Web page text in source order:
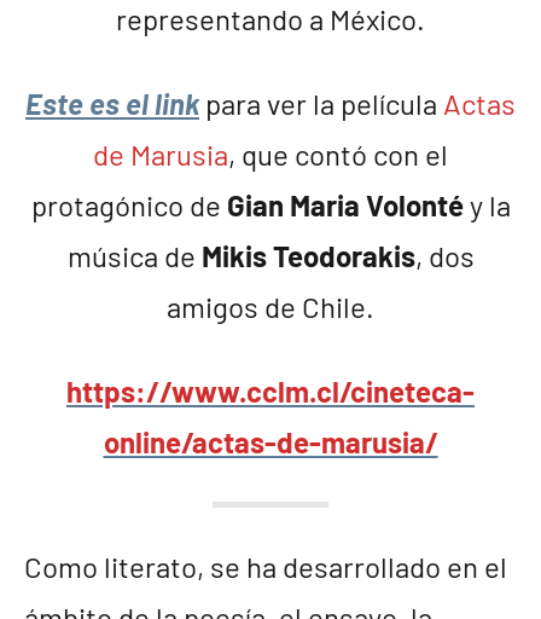
representando a México.
Este es el link para ver la película Actas
de Marusia, que contó con el
protagónico de Gian Maria Volontéy la
música de Mikis Teodorakis, dos
amigos de Chile.
https://www.cclm.cl/cineteca-
online/actas-de-marusia/
Como literato, se ha desarrollado en el